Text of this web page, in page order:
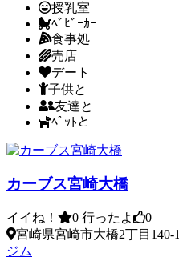
授乳室
ﾍﾞﾋﾞｰｶｰ
食事処
売店
デート
子供と
友達と
ﾍﾟｯﾄと
カーブス宮崎大橋
イイね！ 0 行ったよ
0
宮崎県宮崎市大橋2丁目140-1
ジム